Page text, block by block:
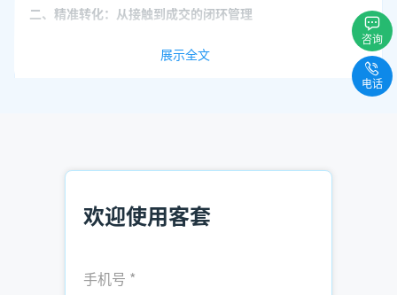
二、精准转化：从接触到成交的闭环管理
2.全流程跟进
客套软件内置CRM系统，支持电话拨打记录、客户跟进状态标
注、成交分析等功能。业务员可将线索一键导入系统，设置跟
展示全文
欢迎使用客套
手机号 *
咨询
电话